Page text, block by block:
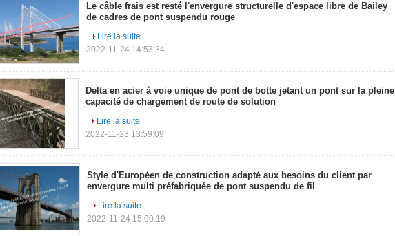
Le câble frais est resté l'envergure structurelle d'espace libre de Bailey
de cadres de pont suspendu rouge
Lire la suite
2022-11-24 14:53:34
Delta en acier à voie unique de pont de botte jetant un pont sur la pleine
capacité de chargement de route de solution
Lire la suite
2022-11-23 13:59:09
Style d'Européen de construction adapté aux besoins du client par
envergure multi préfabriquée de pont suspendu de fil
Lire la suite
2022-11-24 15:00:19